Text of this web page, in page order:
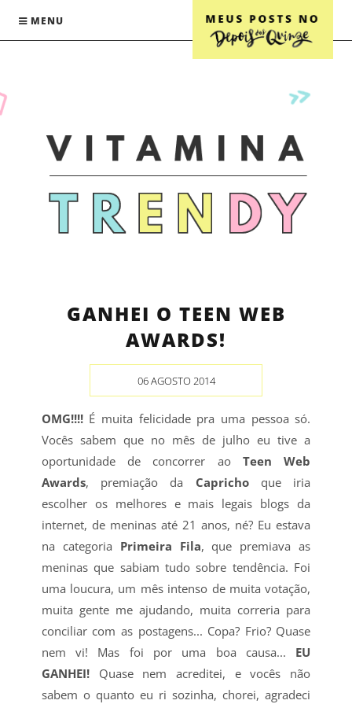
MENU
GANHEI O TEEN WEB
AWARDS!
06 AGOSTO 2014
OMG!!!!É muita felicidade pra uma pessoa só.
Vocês sabem que no mês de julho eu tive a
oportunidade de concorrer ao Teen Web
Awards, premiação da Caprichoque iria
escolher os melhores e mais legais blogs da
internet, de meninas até 21 anos, né? Eu estava
na categoria Primeira Fila, que premiava as
meninas que sabiam tudo sobre tendência. Foi
uma loucura, um mês intenso de muita votação,
muita gente me ajudando, muita correria para
conciliar com as postagens... Copa? Frio? Quase
nem vi! Mas foi por uma boa causa... EU
GANHEI!Quase nem acreditei, e vocês não
sabem o quanto eu ri sozinha, chorei, agradeci